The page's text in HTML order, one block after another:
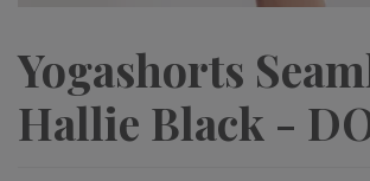
Yogashorts
Hallie Black -